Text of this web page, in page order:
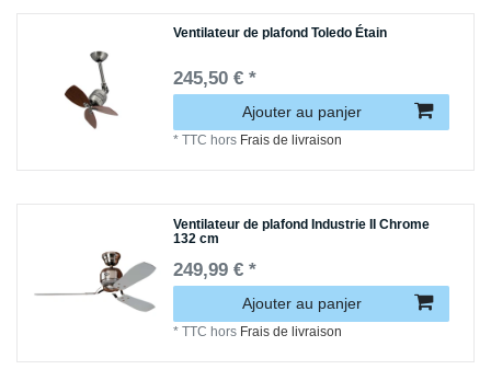
Ventilateur de plafond Toledo Étain
245,50 € *
Ajouter au panjer
*TTC hors Frais de livraison
Ventilateur de plafond Industrie II Chrome
132 cm
249,99 € *
Ajouter au panjer
*TTC hors Frais de livraison